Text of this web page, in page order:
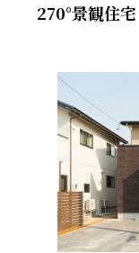
270°景観住宅